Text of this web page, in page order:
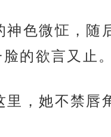
神色微怔，随
的欲言又止。
里，她不禁唇